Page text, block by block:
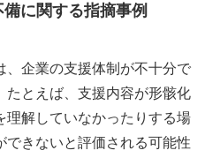
に関する指摘事例
、企業の支援体制が不十分で
たとえば、支援内容が形骸化
理解していなかったりする場
きないと評価される可能性